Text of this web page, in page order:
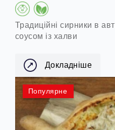
Традиційні сирники в
соусом із халви
Докладніше
Популярне